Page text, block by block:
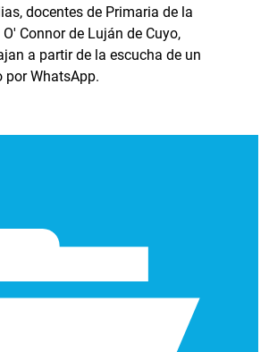
docentes de Primaria de la
Connor de Luján de Cuyo,
a partir de la escucha de un
por WhatsApp.